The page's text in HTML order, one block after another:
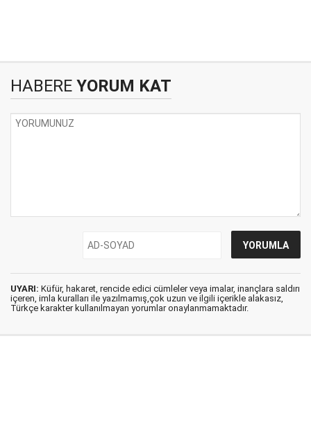
HABERE YORUM KAT
UYARI: Küfür, hakaret, rencide edici cümleler veya imalar, inançlara saldırı
içeren, imla kuralları ile yazılmamış,çok uzun ve ilgili içerikle alakasız,
Türkçe karakter kullanılmayan yorumlar onaylanmamaktadır.